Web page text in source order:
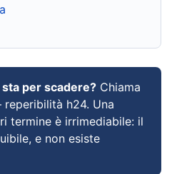
per scadere? Chiama
h24. Una
termine è irrimediabile: il
e non esiste